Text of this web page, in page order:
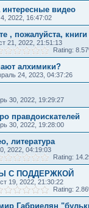
видео
2022, 16:47:02
, пожалуйста,
21, 2022, 21:51:13
Rating:
алхимики?
24, 2023, 04:37:26
30, 2022, 19:29:27
правдоискателей
30, 2022, 19:28:00
литература
2022, 04:19:03
Rating:
С ПОДДЕРЖКОЙ
19, 2022, 21:30:22
Rating:
Габриелян